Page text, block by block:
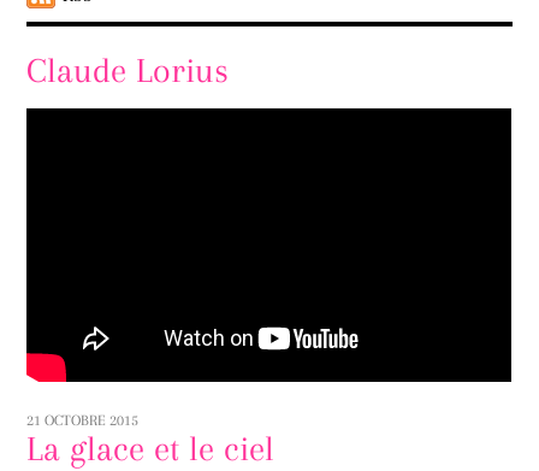
Claude Lorius
21 OCTOBRE 2015
La glace et le ciel